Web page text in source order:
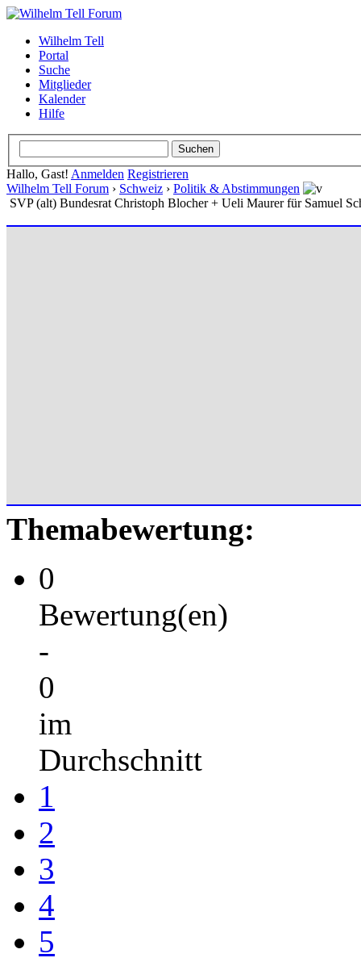
Wilhelm Tell
Portal
Suche
Mitglieder
Kalender
Hilfe
Hallo, Gast! Anmelden Registrieren
Wilhelm Tell Forum › Schweiz › Politik & Abstimmungen
SVP (alt) Bundesrat Christoph Blocher + Ueli Maurer für Samuel
Themabewertung:
0
Bewertung(en)
-
0
im
Durchschnitt
1
2
3
4
5